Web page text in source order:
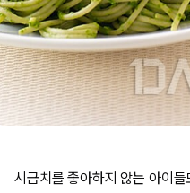
시금치를 좋아하지 않는 아이